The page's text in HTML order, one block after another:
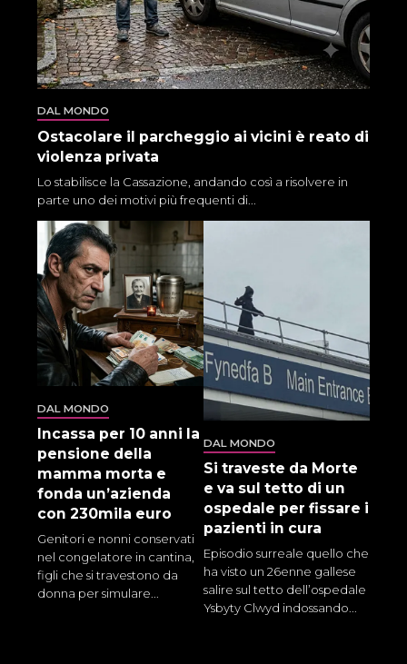
DAL MONDO
Ostacolare il parcheggio ai vicini è reato di
violenza privata
Lo stabilisce la Cassazione, andando così a risolvere in
parte uno dei motivi più frequenti di...
DAL MONDO
Incassa per 10 anni la
pensione della
mamma morta e
fonda un’azienda
con 230mila euro
Genitori e nonni conservati
nel congelatore in cantina,
figli che si travestono da
donna per simulare...
DAL MONDO
Si traveste da Morte
e va sul tetto di un
ospedale per fissare i
pazienti in cura
Episodio surreale quello che
ha visto un 26enne gallese
salire sul tetto dell’ospedale
Ysbyty Clwyd indossando...